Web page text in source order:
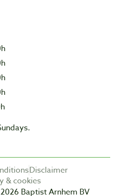
Disclaimer
& cookies
Baptist Arnhem BV